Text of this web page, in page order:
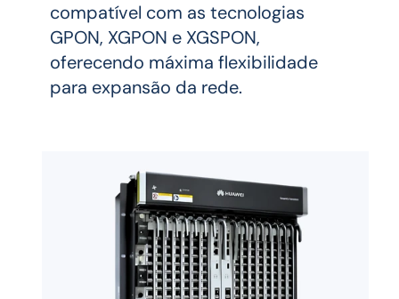
compatível com as tecnologias
GPON, XGPON e XGSPON,
oferecendo máxima flexibilidade
para expansão da rede.